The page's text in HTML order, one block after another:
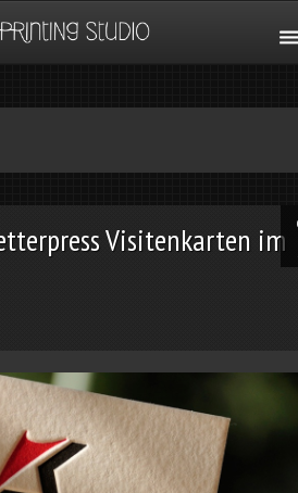
Visitenkarten im